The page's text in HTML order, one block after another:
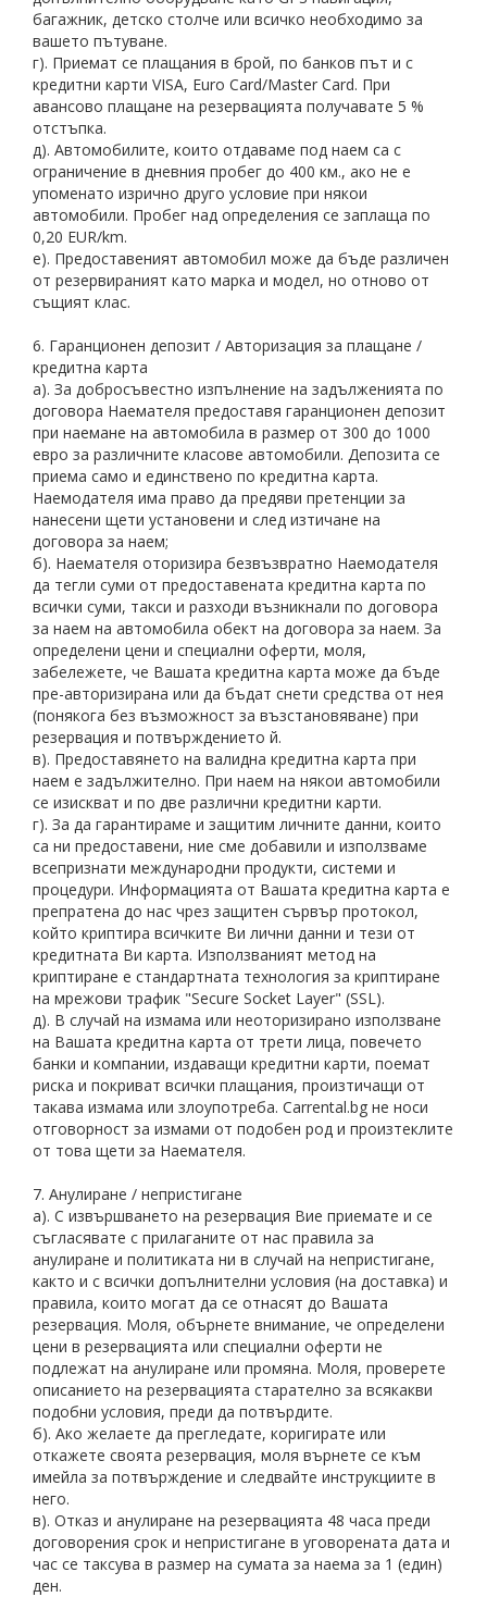
багажник, детско столче или всичко необходимо за
вашето пътуване.
г). Приемат се плащания в брой, по банков път и с
кредитни карти VISA, Euro Card/Master Card. При
авансово плащане на резервацията получавате 5 %
отстъпка.
д). Автомобилите, които отдаваме под наем са с
ограничение в дневния пробег до 400 км., ако не е
упоменато изрично друго условие при някои
автомобили. Пробег над определения се заплаща по
0,20 EUR/km.
е). Предоставеният автомобил може да бъде различен
от резервираният като марка и модел, но отново от
същият клас.
6. Гаранционен депозит / Авторизация за плащане /
кредитна карта
а). За добросъвестно изпълнение на задълженията по
договора Наемателя предоставя гаранционен депозит
при наемане на автомобила в размер от 300 до 1000
евро за различните класове автомобили. Депозита се
приема само и единствено по кредитна карта.
Наемодателя има право да предяви претенции за
нанесени щети установени и след изтичане на
договора за наем;
б). Наемателя оторизира безвъзвратно Наемодателя
да тегли суми от предоставената кредитна карта по
всички суми, такси и разходи възникнали по договора
за наем на автомобила обект на договора за наем. За
определени цени и специални оферти, моля,
забележете, че Вашата кредитна карта може да бъде
пре-авторизирана или да бъдат снети средства от нея
(понякога без възможност за възстановяване) при
резервация и потвърждението й.
в). Предоставянето на валидна кредитна карта при
наем е задължително. При наем на някои автомобили
се изискват и по две различни кредитни карти.
г). За да гарантираме и защитим личните данни, които
са ни предоставени, ние сме добавили и използваме
всепризнати международни продукти, системи и
процедури. Информацията от Вашата кредитна карта е
препратена до нас чрез защитен сървър протокол,
който криптира всичките Ви лични данни и тези от
кредитната Ви карта. Използваният метод на
криптиране е стандартната технология за криптиране
на мрежови трафик "Secure Socket Layer" (SSL).
д). В случай на измама или неоторизирано използване
на Вашата кредитна карта от трети лица, повечето
банки и компании, издаващи кредитни карти, поемат
риска и покриват всички плащания, произтичащи от
такава измама или злоупотреба. Carrental.bg не носи
отговорност за измами от подобен род и произтеклите
от това щети за Наемателя.
7. Анулиране / непристигане
а). С извършването на резервация Вие приемате и се
съгласявате с прилаганите от нас правила за
анулиране и политиката ни в случай на непристигане,
както и с всички допълнителни условия (на доставка) и
правила, които могат да се отнасят до Вашата
резервация. Моля, обърнете внимание, че определени
цени в резервацията или специални оферти не
подлежат на анулиране или промяна. Моля, проверете
описанието на резервацията старателно за всякакви
подобни условия, преди да потвърдите.
б). Ако желаете да прегледате, коригирате или
откажете своята резервация, моля върнете се към
имейла за потвърждение и следвайте инструкциите в
него.
в). Отказ и анулиране на резервацията 48 часа преди
договорения срок и непристигане в уговорената дата и
час се таксува в размер на сумата за наема за 1 (един)
ден.